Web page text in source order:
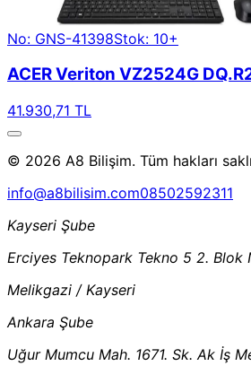
No: GNS-41398Stok: 10+
ACER Veriton VZ2524G
41.930,71 TL
© 2026 A8 Bilişim. Tüm hakları
info@a8bilisim.com08502592311
Kayseri Şube
Erciyes Teknopark Tekno 5 2. Blok
Melikgazi / Kayseri
Ankara Şube
Uğur Mumcu Mah. 1671. Sk. Ak İş